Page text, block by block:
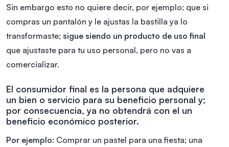
Sin embargo esto no quiere decir, por ejemplo; que si
compras un pantalón y le ajustas la bastilla ya lo
transformaste; sigue siendo un producto de uso final
que ajustaste para tu uso personal, pero no vas a
comercializar.
El consumidor final es la persona que adquiere
un bien o servicio para su beneficio personal y;
por consecuencia, ya no obtendrá con el un
beneficio económico posterior.
Por ejemplo: Comprar un pastel para una fiesta; una